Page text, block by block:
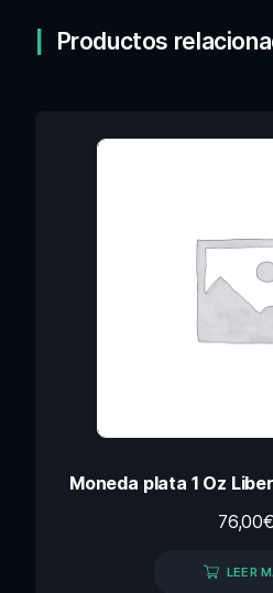
Productos
Moneda plata
76,00€
LEER